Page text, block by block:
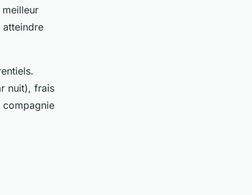
nuit), frais
compagnie